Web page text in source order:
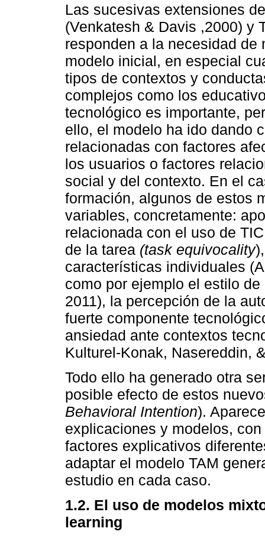
Las sucesivas extensiones
(Venkatesh & Davis ,2000) y
responden a la necesidad
modelo inicial, en especial
tipos de contextos y
complejos como los
tecnológico es importante,
ello, el modelo ha ido dando
relacionadas con factores
los usuarios o factores
social y del contexto. En el
formación, algunos de estos
variables, concretamente:
relacionada con el uso de
de la tarea (task equivocality
características individuales
como por ejemplo el estilo
2011), la percepción de la
fuerte componente
ansiedad ante contextos
Kulturel-Konak, Nasereddin,
Todo ello ha generado otra
posible efecto de estos
Behavioral Intention).
explicaciones y modelos,
factores explicativos
adaptar el modelo TAM
estudio en cada caso.
1.2. El uso de modelos
learning